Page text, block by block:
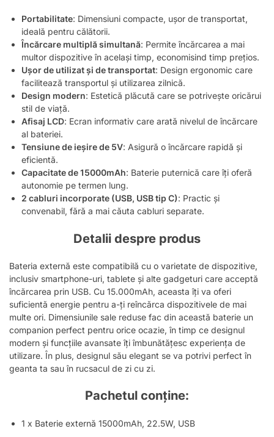
Portabilitate: Dimensiuni compacte, ușor de transportat,
ideală pentru călătorii.
Încărcare multiplă simultană: Permite încărcarea a mai
multor dispozitive în același timp, economisind timp prețios.
Ușor de utilizat și de transportat: Design ergonomic care
facilitează transportul și utilizarea zilnică.
Design modern: Estetică plăcută care se potrivește oricărui
stil de viață.
Afisaj LCD: Ecran informativ care arată nivelul de încărcare
al bateriei.
Tensiune de ieșire de 5V: Asigură o încărcare rapidă și
eficientă.
Capacitate de 15000mAh: Baterie puternică care îți oferă
autonomie pe termen lung.
2 cabluri incorporate (USB, USB tip C): Practic și
convenabil, fără a mai căuta cabluri separate.
Detalii despre produs
Bateria externă este compatibilă cu o varietate de dispozitive,
inclusiv smartphone-uri, tablete și alte gadgeturi care acceptă
încărcarea prin USB. Cu 15.000mAh, aceasta îți va oferi
suficientă energie pentru a-ți reîncărca dispozitivele de mai
multe ori. Dimensiunile sale reduse fac din această baterie un
companion perfect pentru orice ocazie, în timp ce designul
modern și funcțiile avansate îți îmbunătățesc experiența de
utilizare. În plus, designul său elegant se va potrivi perfect în
geanta ta sau în rucsacul de zi cu zi.
Pachetul conține:
1 x Baterie externă 15000mAh, 22.5W, USB